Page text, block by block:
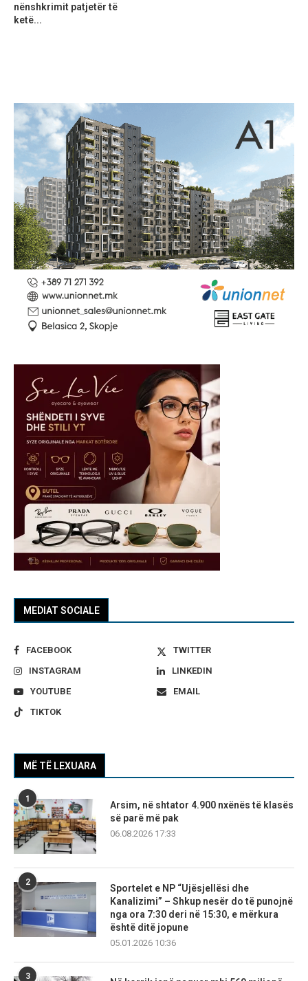
MEDIAT SOCIALE
FACEBOOK
TWITTER
INSTAGRAM
LINKEDIN
YOUTUBE
EMAIL
TIKTOK
MË TË LEXUARA
1
Arsim, në shtator 4.900 nxënës të klasës
së parë më pak
06.08.2026 17:33
2
Sportelet e NP “Ujësjellësi dhe
Kanalizimi” – Shkup nesër do të punojnë
nga ora 7:30 deri në 15:30, e mërkura
është ditë jopune
05.01.2026 10:36
3
nënshkrimit patjetër të
ketë...